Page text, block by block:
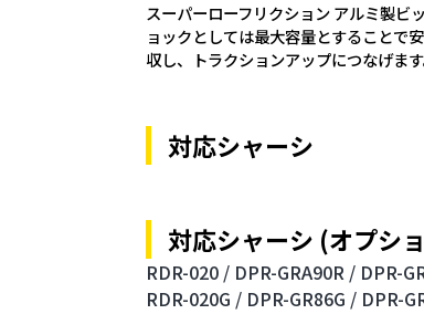
スーパーローフリクション アルミ製ビ
ョックとしては最大容量とすることで
収し、トラクションアップにつなげます
対応シャーシ
対応シャーシ (オプシ
RDR-020 / DPR-GRA90R / DPR-
RDR-020G / DPR-GR86G / DPR-